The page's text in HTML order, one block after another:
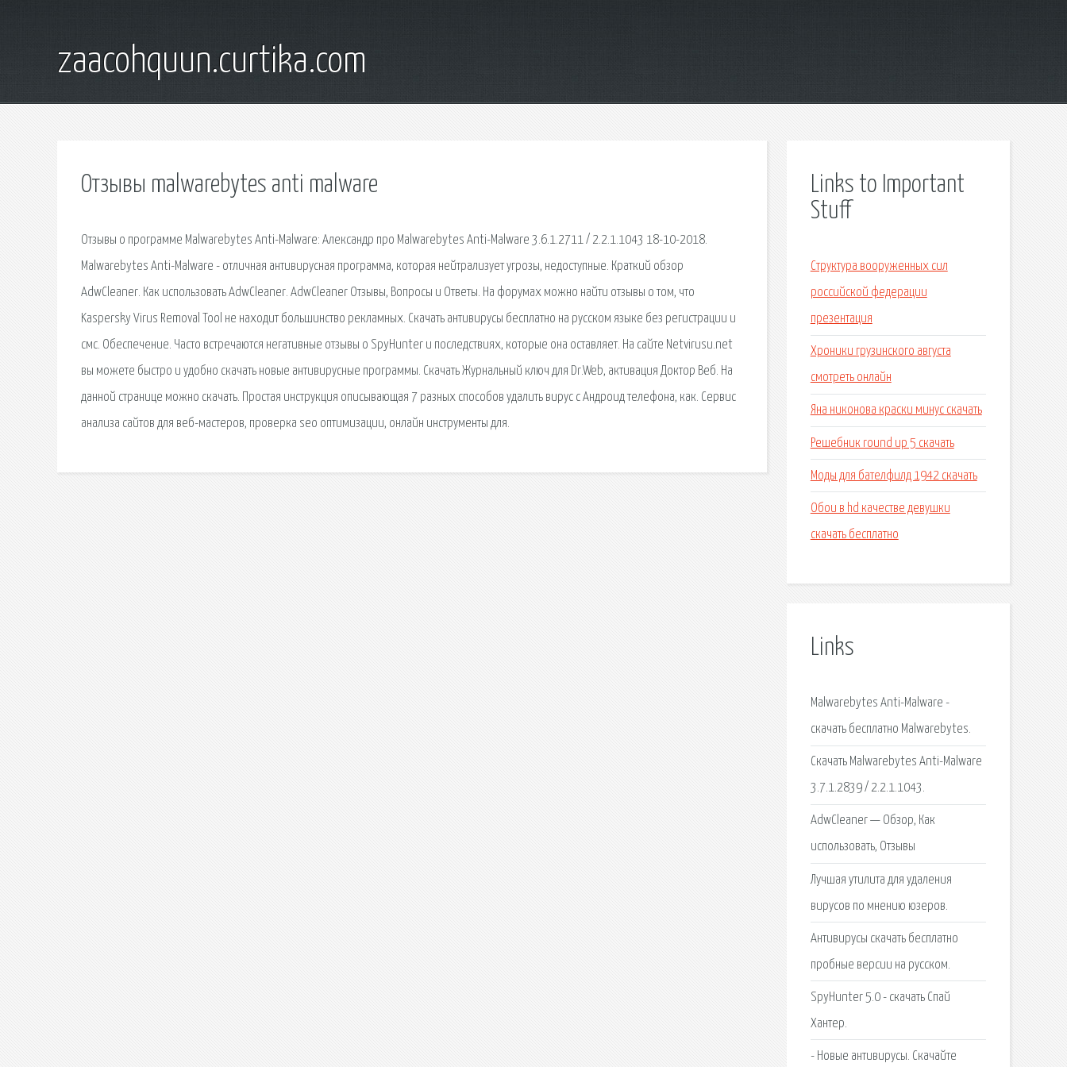
zaacohquun.curtika.com
Отзывы malwarebytes anti malware
Отзывы о программе Malwarebytes Anti-Malware: Александр про Malwarebytes Anti-Malware 3.6.1.2711 / 2.2.1.1043 18-10-2018.
Malwarebytes Anti-Malware - отличная антивирусная программа, которая нейтрализует угрозы, недоступные. Краткий обзор
AdwCleaner. Как использовать AdwCleaner. AdwCleaner Отзывы, Вопросы и Ответы. На форумах можно найти отзывы о том, что
Kaspersky Virus Removal Tool не находит большинство рекламных. Скачать антивирусы бесплатно на русском языке без регистрации и
смс. Обеспечение. Часто встречаются негативные отзывы о SpyHunter и последствиях, которые она оставляет. На сайте Netvirusu.net
вы можете быстро и удобно скачать новые антивирусные программы. Скачать Журнальный ключ для Dr.Web, активация Доктор Веб. На
данной странице можно скачать. Простая инструкция описывающая 7 разных способов удалить вирус с Андроид телефона, как. Сервис
анализа сайтов для веб-мастеров, проверка seo оптимизации, онлайн инструменты для.
Links to Important
Stuff
Структура вооруженных сил
российской федерации
презентация
Хроники грузинского августа
смотреть онлайн
Яна никонова краски минус скачать
Решебник round up 5 скачать
Моды для бателфилд 1942 скачать
Обои в hd качестве девушки
скачать бесплатно
Links
Malwarebytes Anti-Malware -
скачать бесплатно Malwarebytes.
Cкачать Malwarebytes Anti-Malware
3.7.1.2839 / 2.2.1.1043.
AdwCleaner — Обзор, Как
использовать, Отзывы
Лучшая утилита для удаления
вирусов по мнению юзеров.
Антивирусы скачать бесплатно
пробные версии на русском.
SpyHunter 5.0 - скачать Спай
Хантер.
- Новые антивирусы. Скачайте